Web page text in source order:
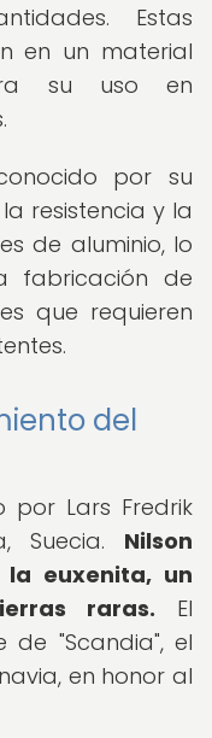
Estas
en un material
su uso en
por su
resistencia y la
de aluminio, lo
fabricación de
que requieren
del
por Lars Fredrik
Suecia. Nilson
euxenita, un
raras. El
de "Scandia", el
en honor al